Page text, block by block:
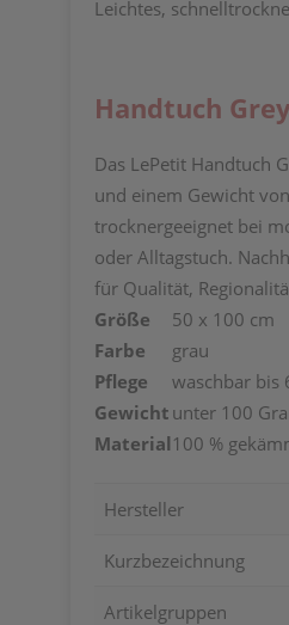
Leichtes,
Handtuch
Das LePetit Handtuch
und einem Gewicht
trocknergeeignet bei
oder Alltagstuch.
für Qualität,
Größe
50 x 100 cm
Farbe
grau
Pflege
waschbar bis
Gewicht unter 100
Material 100 %
Hersteller
Kurzbezeichnung
Artikelgruppen